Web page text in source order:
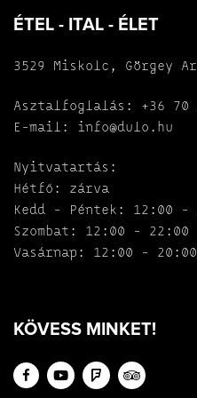
ÉTEL - ITAL - ÉLET
3529 Miskolc, Görgey
Asztalfoglalás: +36 70
E-mail: info@dulo.hu
Nyitvatartás:
Hétfő: zárva
Kedd - Péntek: 12:00 -
Szombat: 12:00 - 22:00
Vasárnap: 12:00 - 20:00
KÖVESS MINKET!